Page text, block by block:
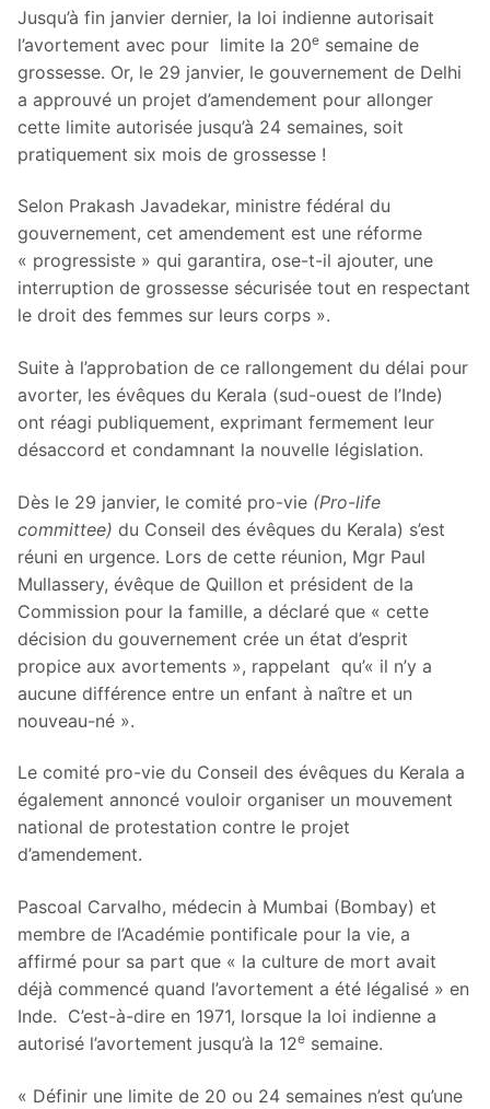
Jusqu’à fin janvier dernier, la loi indienne autorisait
l’avortement avec pour limite la 20e semaine de
grossesse. Or, le 29 janvier, le gouvernement de Delhi
a approuvé un projet d’amendement pour allonger
cette limite autorisée jusqu’à 24 semaines, soit
pratiquement six mois de grossesse !
Selon Prakash Javadekar, ministre fédéral du
gouvernement, cet amendement est une réforme
« progressiste » qui garantira, ose-t-il ajouter, une
interruption de grossesse sécurisée tout en respectant
le droit des femmes sur leurs corps ».
Suite à l’approbation de ce rallongement du délai pour
avorter, les évêques du Kerala (sud-ouest de l’Inde)
ont réagi publiquement, exprimant fermement leur
désaccord et condamnant la nouvelle législation.
Dès le 29 janvier, le comité pro-vie (Pro-life
committee) du Conseil des évêques du Kerala) s’est
réuni en urgence. Lors de cette réunion, Mgr Paul
Mullassery, évêque de Quillon et président de la
Commission pour la famille, a déclaré que « cette
décision du gouvernement crée un état d’esprit
propice aux avortements », rappelant qu’« il n’y a
aucune différence entre un enfant à naître et un
nouveau-né ».
Le comité pro-vie du Conseil des évêques du Kerala a
également annoncé vouloir organiser un mouvement
national de protestation contre le projet
d’amendement.
Pascoal Carvalho, médecin à Mumbai (Bombay) et
membre de l’Académie pontificale pour la vie, a
affirmé pour sa part que « la culture de mort avait
déjà commencé quand l’avortement a été légalisé » en
Inde. C’est-à-dire en 1971, lorsque la loi indienne a
autorisé l’avortement jusqu’à la 12e semaine.
« Définir une limite de 20 ou 24 semaines n’est qu’une